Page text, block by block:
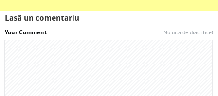
Lasă un comentariu
Your Comment Nu uita de diacritice!